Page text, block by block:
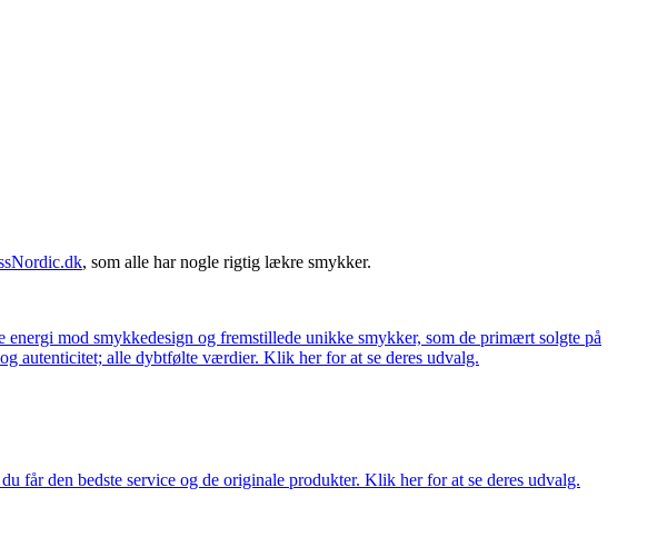
, som alle har nogle rigtig lækre smykker.
mod smykkedesign og fremstillede unikke smykker, som de primært solgte på
autenticitet; alle dybtfølte værdier. Klik her for at se deres udvalg.
får den bedste service og de originale produkter. Klik her for at se deres udvalg.